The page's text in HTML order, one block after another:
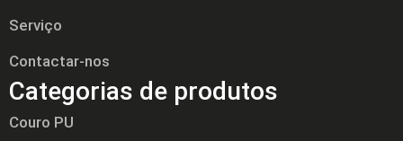
Serviço
Contactar-nos
Categorias de produtos
Couro PU